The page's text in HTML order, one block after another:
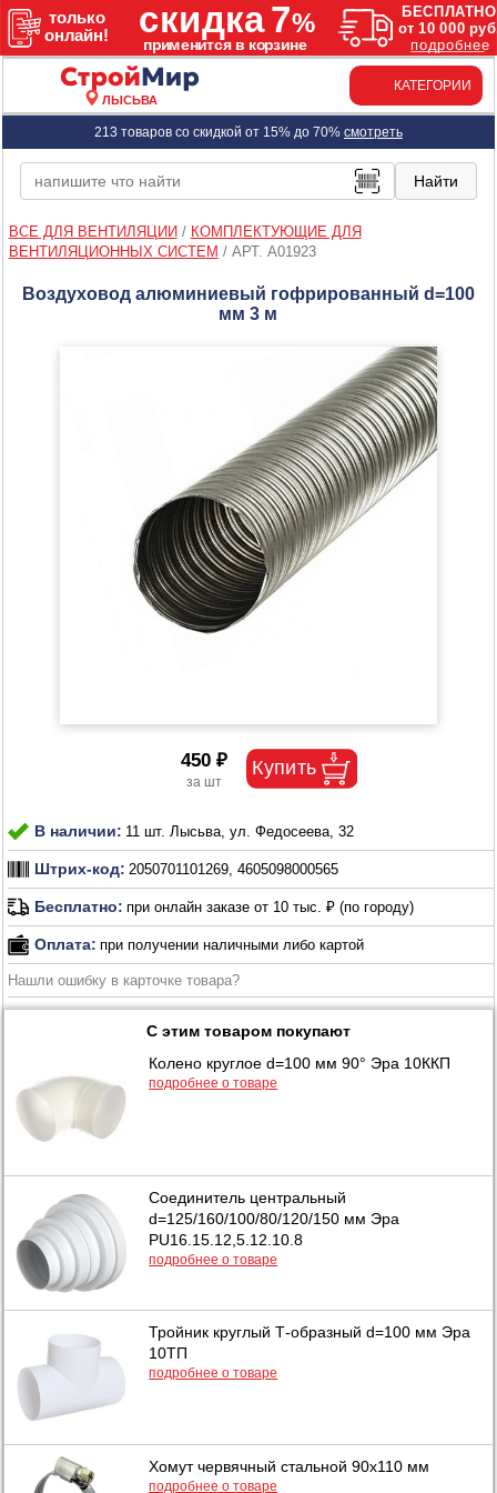
ЛЫСЬВА
КАТЕГОРИИ
213 товаров со скидкой от 15% до 70% смотреть
ВСЕ ДЛЯ ВЕНТИЛЯЦИИ / КОМПЛЕКТУЮЩИЕ ДЛЯ
ВЕНТИЛЯЦИОННЫХ СИСТЕМ / АРТ. A01923
Воздуховод алюминиевый гофрированный d=100
мм 3 м
450 ₽
В наличии: 11 шт. Лысьва, ул. Федосеева, 32
Штрих-код: 2050701101269, 4605098000565
Бесплатно: при онлайн заказе от 10 тыс. ₽ (по городу)
Оплата: при получении наличными либо картой
Нашли ошибку в карточке товара?
С этим товаром покупают
Колено круглое d=100 мм 90° Эра 10ККП
подробнее о товаре
Соединитель центральный
d=125/160/100/80/120/150 мм Эра
PU16.15.12,5.12.10.8
подробнее о товаре
Тройник круглый Т-образный d=100 мм Эра
10ТП
подробнее о товаре
Хомут червячный стальной 90х110 мм
подробнее о товаре